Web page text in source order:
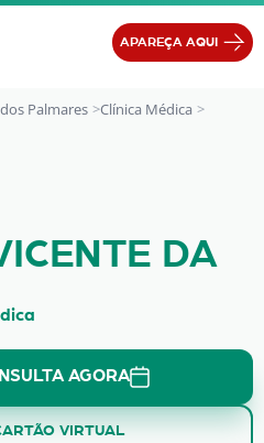
APAREÇA AQUI
Palmares
Clínica Médica
DA SILVA
DA
AGORA
VIRTUAL